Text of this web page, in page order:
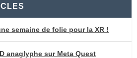
semaine de folie pour la XR !
anaglyphe sur Meta Quest